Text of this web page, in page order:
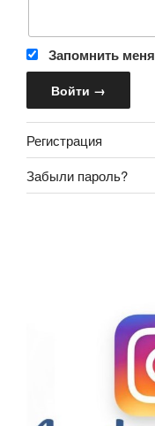
Запомнить меня
Регистрация
Забыли пароль?